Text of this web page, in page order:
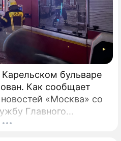
бульваре
Как сообщает
«Москва» со
Главного
по столице,